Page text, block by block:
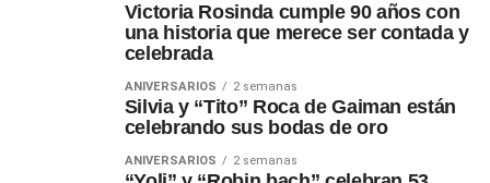
Victoria Rosinda cumple 90 años con
una historia que merece ser contada y
celebrada
ANIVERSARIOS 2 semanas
Silvia y “Tito” Roca de Gaiman están
celebrando sus bodas de oro
ANIVERSARIOS 2 semanas